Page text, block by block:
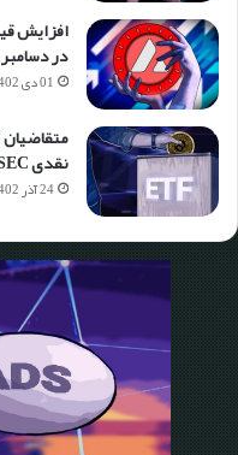
در دسامبر
01 دی 1402
نقدی SEC شوند
24 آذر 1402